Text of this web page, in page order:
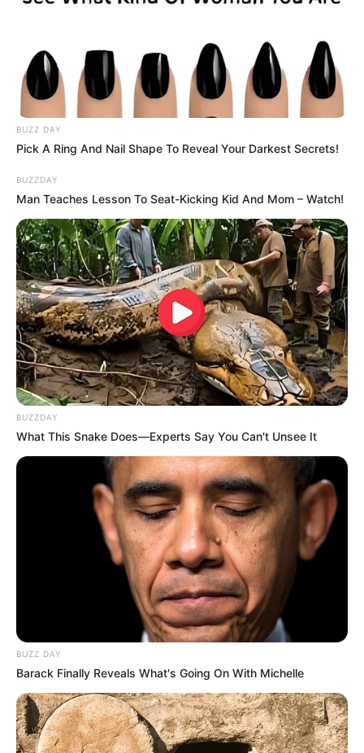
BUZZ DAY
Pick A Ring And Nail Shape To Reveal Your Darkest Secrets!
BUZZDAY
Man Teaches Lesson To Seat-Kicking Kid And Mom – Watch!
BUZZDAY
What This Snake Does—Experts Say You Can't Unsee It
BUZZ DAY
Barack Finally Reveals What's Going On With Michelle